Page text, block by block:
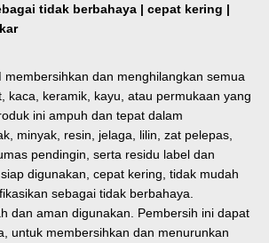
tidak berbahaya | cepat kering |
membersihkan dan menghilangkan semua
kaca, keramik, kayu, atau permukaan yang
ini ampuh dan tepat dalam
minyak, resin, jelaga, lilin, zat pelepas,
pendingin, serta residu label dan
digunakan, cepat kering, tidak mudah
sebagai tidak berbahaya.
dan aman digunakan. Pembersih ini dapat
untuk membersihkan dan menurunkan